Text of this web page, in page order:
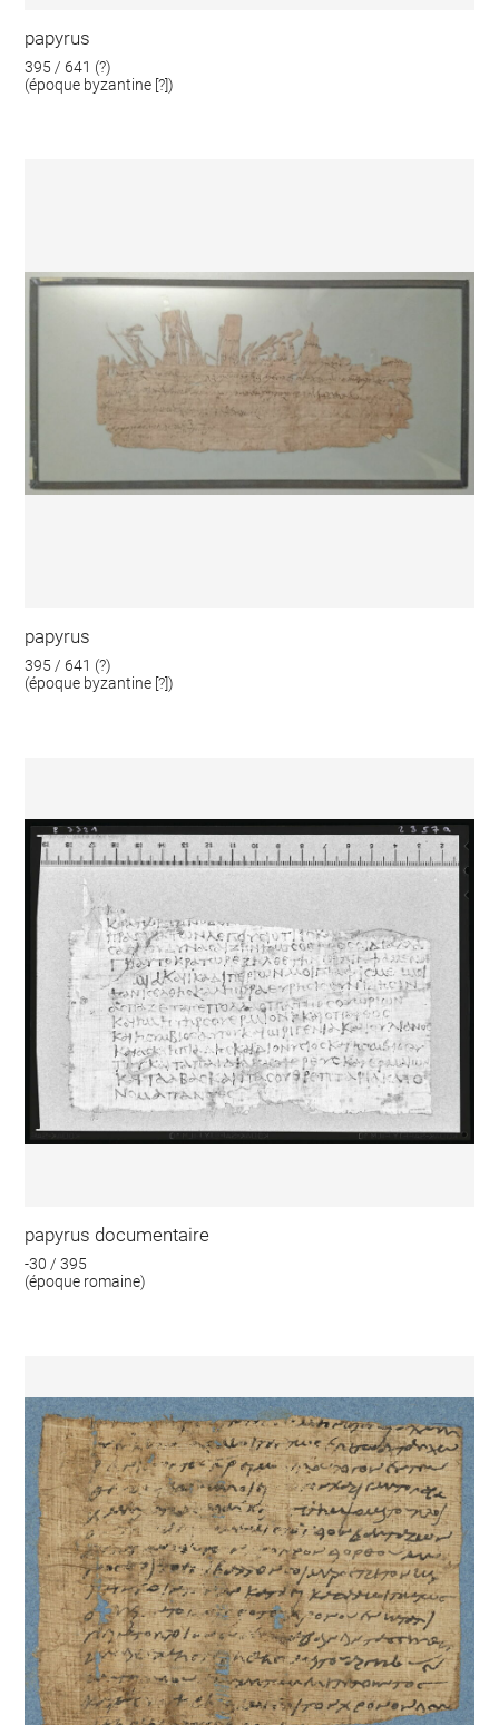
papyrus
395 / 641 (?)
(époque byzantine [?])
papyrus
395 / 641 (?)
(époque byzantine [?])
papyrus documentaire
-30 / 395
(époque romaine)